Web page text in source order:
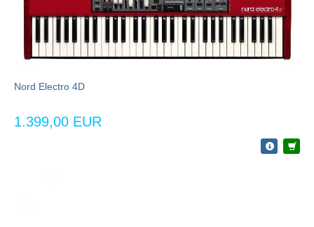
Nord Electro 4D
1.399,00 EUR